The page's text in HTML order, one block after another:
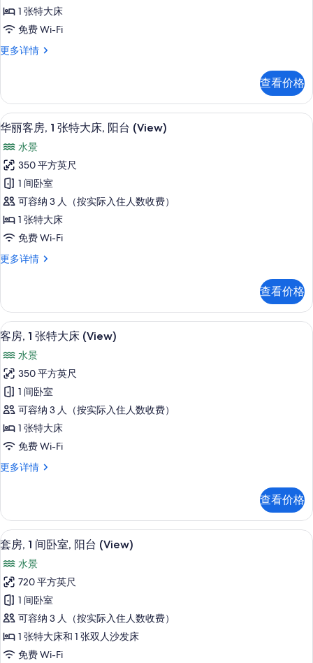
特
大
床
所
有
照
片
1 张特大床
免费 Wi-Fi
更多详情
客
特
大
床
多
信
息
查看价格
显
华
丽
客
房,
1
张
特
床,
阳
台
(View)
的
所
有
照
片
高档床上用品、客房内保险箱、办公
5
华丽客房, 1 张特大床, 阳台 (View)
水景
350 平方英尺
1 间卧室
可容纳 3 人（按实际入住人数收费）
1 张特大床
免费 Wi-Fi
更多详情
华
1
张
特
床,
阳
台
(View)
更
多
信
息
查看价格
显
客
房,
张
特
大
床
所
有
照
片
高档床上用品、客房内保险箱、办公
6
客房, 1 张特大床 (View)
水景
350 平方英尺
1 间卧室
可容纳 3 人（按实际入住人数收费）
1 张特大床
免费 Wi-Fi
更多详情
客
特
大
床
更
多
信
息
查看价格
显
套
房,
间
卧
套房, 1 间卧室, 阳台 (View) | 起居区 |
4
套房, 1 间卧室, 阳台 (View)
水景
720 平方英尺
1 间卧室
可容纳 3 人（按实际入住人数收费）
1 张特大床和 1 张双人沙发床
免费 Wi-Fi